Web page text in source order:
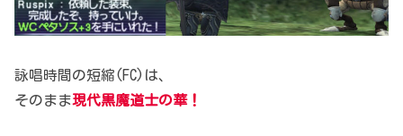
詠唱時間の短縮(FC)は、
そのまま現代黒魔道士の華！